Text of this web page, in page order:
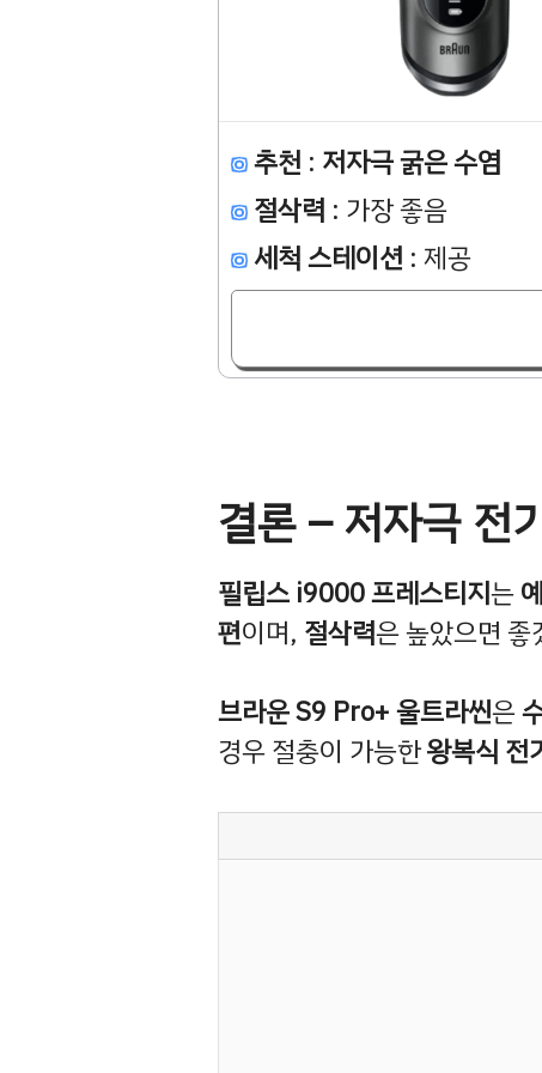
추천 : 저자극 굵은 수염
절삭력 : 가장 좋음
세척 스테이션 : 제공
결론 – 저자극 전
필립스 i9000 프레스티지는
편이며, 절삭력은 높았으면
브라운 S9 Pro+ 울트라씬은
경우 절충이 가능한왕복식 전